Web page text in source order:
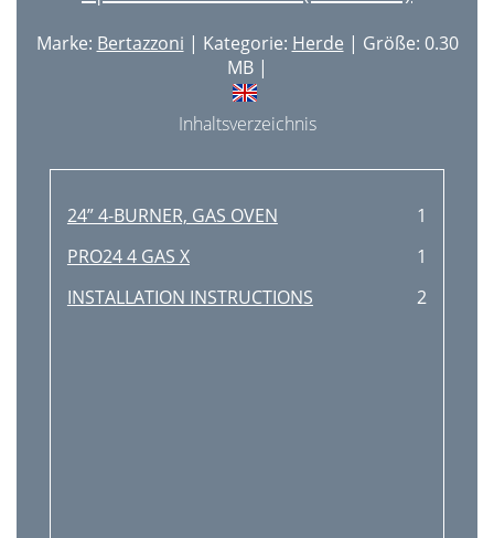
Marke: Bertazzoni | Kategorie: Herde | Größe: 0.30
MB |
Inhaltsverzeichnis
24” 4-BURNER, GAS OVEN
1
PRO24 4 GAS X
1
INSTALLATION INSTRUCTIONS
2